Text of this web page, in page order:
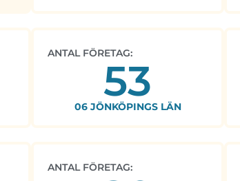
ANTAL FÖRETAG:
53
06 JÖNKÖPINGS LÄN
ANTAL FÖRETAG: